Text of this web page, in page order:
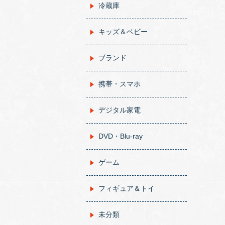
冷蔵庫
キッズ＆ベビー
ブランド
携帯・スマホ
デジタル家電
DVD・Blu-ray
ゲーム
フィギュア＆トイ
未分類